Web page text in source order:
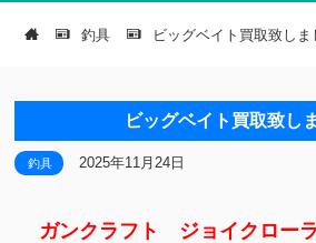
釣具 ビッグベイト買取致しま
ビッグベイト買取致し
釣具 2025年11月24日
ガンクラフト ジョイクロー